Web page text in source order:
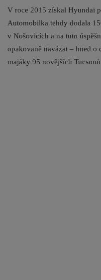
V roce 2015 získal Hyundai
Automobilka tehdy dodala
v Nošovicích a na tuto
opakovaně navázat – hned
majáky 95 novějších